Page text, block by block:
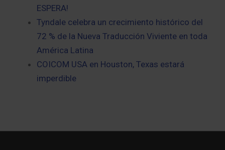
ESPERA!
Tyndale celebra un crecimiento histórico del
72 % de la Nueva Traducción Viviente en toda
América Latina
COICOM USA en Houston, Texas estará
imperdible